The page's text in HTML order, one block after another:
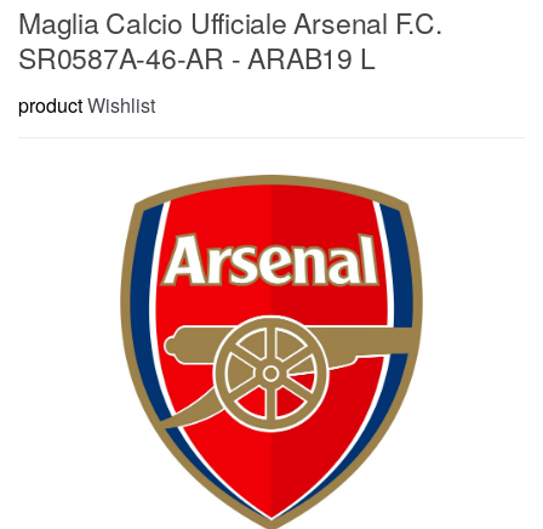
Maglia Calcio Ufficiale Arsenal F.C.
SR0587A-46-AR - ARAB19 L
productWishlist